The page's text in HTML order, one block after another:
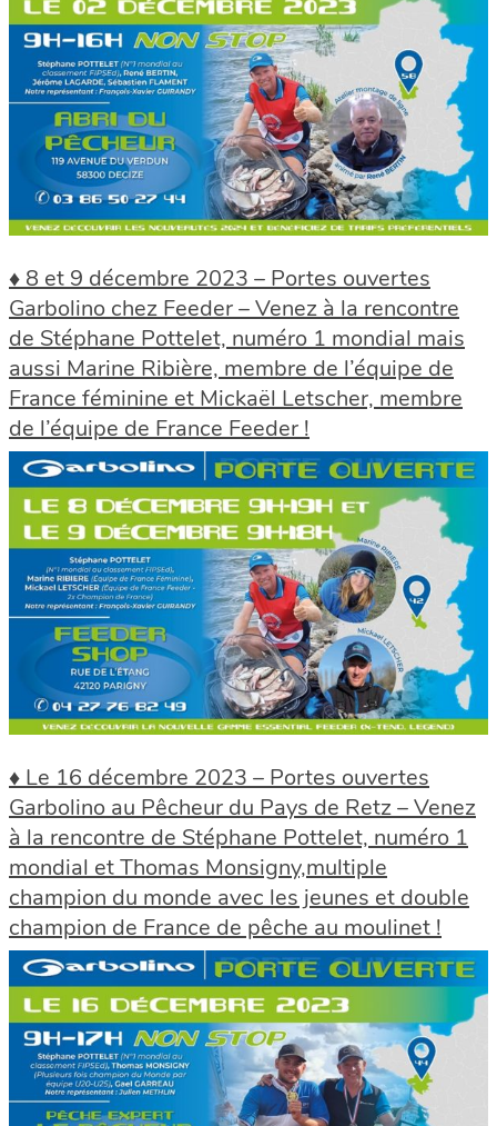
♦ 8 et 9 décembre 2023 – Portes ouvertes
Garbolino chez Feeder – Venez à la rencontre
de Stéphane Pottelet, numéro 1 mondial mais
aussi Marine Ribière, membre de l’équipe de
France féminine et Mickaël Letscher, membre
de l’équipe de France Feeder !
♦ Le 16 décembre 2023 – Portes ouvertes
Garbolino au Pêcheur du Pays de Retz – Venez
à la rencontre de Stéphane Pottelet, numéro 1
mondial et Thomas Monsigny,multiple
champion du monde avec les jeunes et double
champion de France de pêche au moulinet !